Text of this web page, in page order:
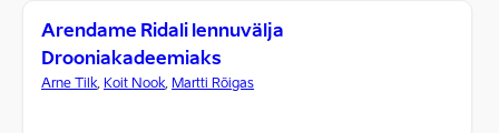
Arendame Ridali lennuvälja
Drooniakadeemiaks
Arne Tilk, Koit Nook, Martti Rõigas